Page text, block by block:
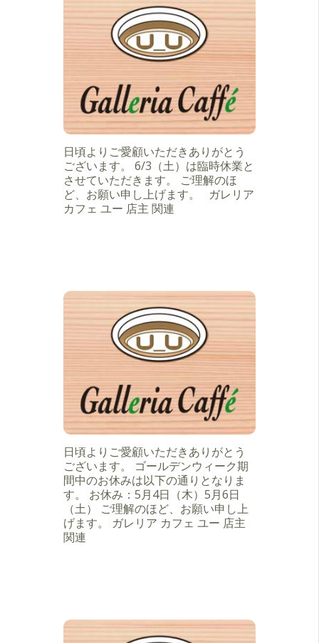
日頃よりご愛顧いただきありがとう
ございます。 6/3（土）は臨時休業と
させていただきます。 ご理解のほ
ど、お願い申し上げます。 ガレリア
カフェ ユー 店主 関連
日頃よりご愛顧いただきありがとう
ございます。 ゴールデンウィーク期
間中のお休みは以下の通りとなりま
す。 お休み：5月4日（木）5月6日
（土） ご理解のほど、お願い申し上
げます。 ガレリア カフェ ユー 店主
関連